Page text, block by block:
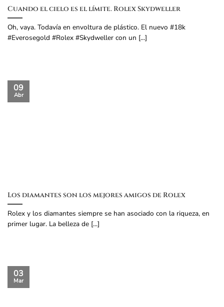
Cuando el cielo es el límite. Rolex Skydweller
Oh, vaya. Todavía en envoltura de plástico. El nuevo #18k
#Everosegold #Rolex #Skydweller con un [...]
Los diamantes son los mejores amigos de Rolex
Rolex y los diamantes siempre se han asociado con la riqueza, en
primer lugar. La belleza de [...]
09
Abr
03
Mar